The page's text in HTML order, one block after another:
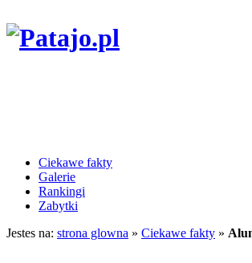
Ciekawe fakty
Galerie
Rankingi
Zabytki
Jestes na: strona glowna » Ciekawe fakty »